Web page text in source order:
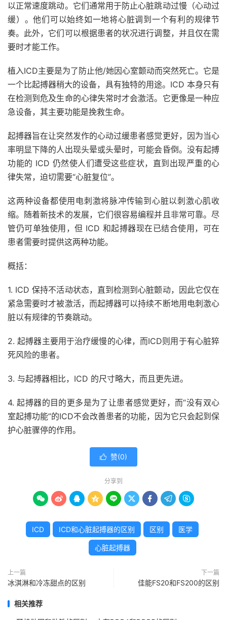
以正常速度跳动。它们通常用于防止心脏跳动过慢（心动过
缓）。他们可以始终如一地将心脏调到一个有利的规律节
奏。此外，它们可以根据患者的状况进行调整，并且仅在需
要时才能工作。
植入ICD主要是为了防止他/她因心室颤动而突然死亡。它是
一个比起搏器稍大的设备，具有独特的用途。ICD 本身只有
在检测到危及生命的心律失常时才会激活。它更像是一种应
急设备，其主要功能是挽救生命。
起搏器旨在让突然发作的心动过缓患者感觉更好，因为当心
率明显下降的人出现头晕或头晕时，可能会昏倒。没有起搏
功能的 ICD 仍然使人们遭受这些症状，直到出现严重的心
律失常，迫切需要“心脏复位”。
这两种设备都使用电刺激将脉冲传输到心脏以刺激心肌收
缩。随着新技术的发展，它们很容易编程并且非常可靠。尽
管仍可单独使用，但 ICD 和起搏器现在已结合使用，可在
患者需要时提供这两种功能。
概括：
1. ICD 保持不活动状态，直到检测到心脏颤动，因此它仅在
紧急需要时才被激活，而起搏器可以持续不断地用电刺激心
脏以有规律的节奏跳动。
2. 起搏器主要用于治疗缓慢的心律，而ICD则用于有心脏猝
死风险的患者。
3. 与起搏器相比，ICD 的尺寸略大，而且更先进。
4. 起搏器的目的更多是为了让患者感觉更好，而“没有双心
室起搏功能”的ICD不会改善患者的功能，因为它只会起到保
护心脏骤停的作用。
 赞(0)
分享到
        
ICD ICD和心脏起搏器的区别 区别 医学
心脏起搏器
上一篇
冰淇淋和冷冻甜点的区别
下一篇
佳能FS20和FS200的区别
相关推荐